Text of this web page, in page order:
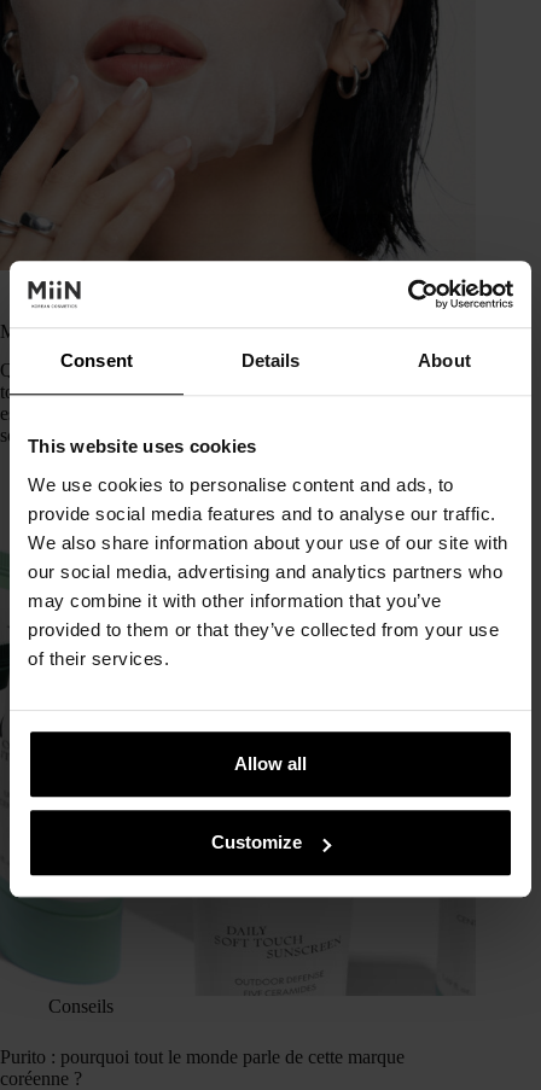
Consent Details About
This website uses cookies
We use cookies to personalise content and ads, to
provide social media features and to analyse our traffic.
We also share information about your use of our site with
our social media, advertising and analytics partners who
may combine it with other information that you’ve
provided to them or that they’ve collected from your use
of their services.
Allow all
Customize
Ingrédients
Masques à la vitamine C : le secret pour un visage lumineux
Quand on parle de glow à la coréenne, la vitamine C revient
toujours dans la conversation. Et pour cause : en skincare, elle
est connue pour réveiller l’éclat, aider à unifier le teint et
soutenir une routine anti-âge. En version…
Conseils
Purito : pourquoi tout le monde parle de cette marque
coréenne ?